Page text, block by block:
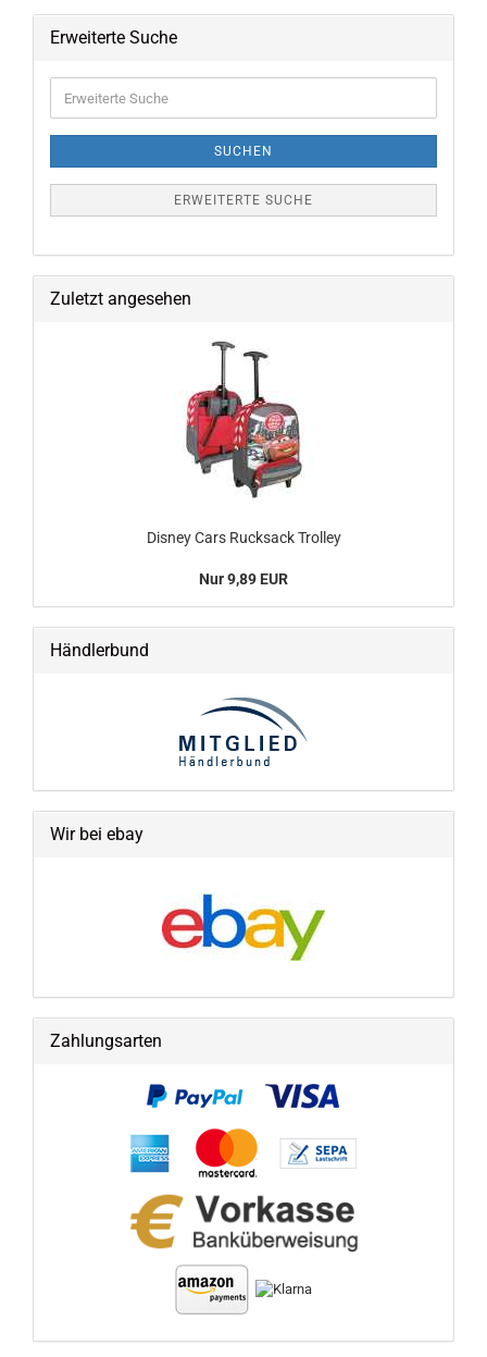
Erweiterte Suche
Suche
SUCHEN
ERWEITERTE SUCHE
Zuletzt angesehen
Disney Cars Rucksack Trolley
Nur 9,89 EUR
Händlerbund
Wir bei ebay
Zahlungsarten